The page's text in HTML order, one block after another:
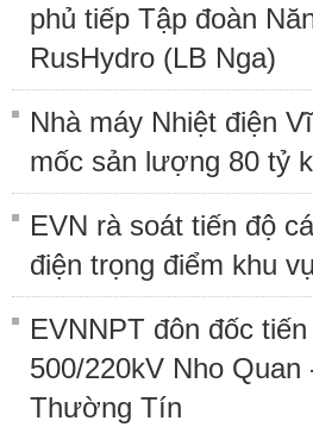
phủ tiếp Tập đoàn
RusHydro (LB Nga)
Nhà máy Nhiệt điện
mốc sản lượng 80 tỷ
EVN rà soát tiến độ
điện trọng điểm khu
EVNNPT đôn đốc
500/220kV Nho Quan
Thường Tín